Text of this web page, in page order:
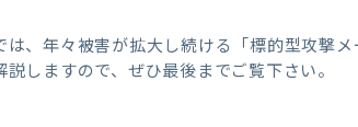
は、年々被害が拡大し続ける「標的型攻撃
説しますので、ぜひ最後までご覧下さい。